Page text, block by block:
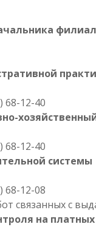
68-12-40
68-12-40
системы
68-12-08
связанных с
на